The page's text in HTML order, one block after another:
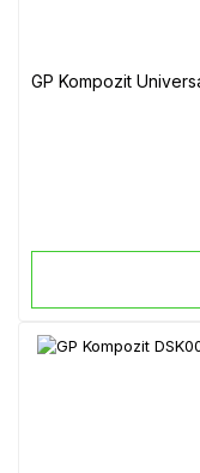
GP Kompozit